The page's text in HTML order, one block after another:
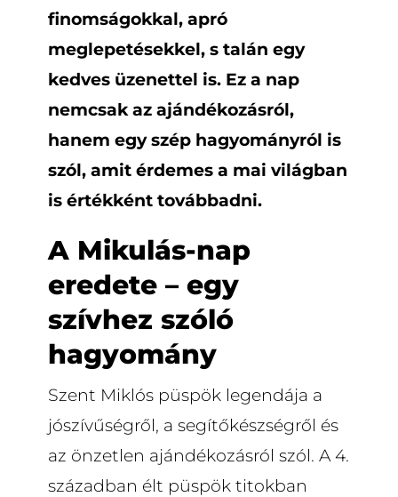
finomságokkal, apró
meglepetésekkel, s talán egy
kedves üzenettel is. Ez a nap
nemcsak az ajándékozásról,
hanem egy szép hagyományról is
szól, amit érdemes a mai világban
is értékként továbbadni.
A Mikulás-nap
eredete – egy
szívhez szóló
hagyomány
Szent Miklós püspök legendája a
jószívűségről, a segítőkészségről és
az önzetlen ajándékozásról szól. A 4.
században élt püspök titokban